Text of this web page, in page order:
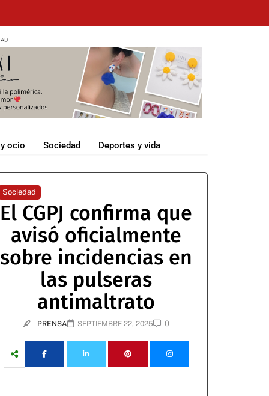
ocio Sociedad Deportes y vida
Sociedad
El CGPJ confirma que
avisó oficialmente
sobre incidencias en
las pulseras
antimaltrato
PRENSA SEPTIEMBRE 22, 2025 0